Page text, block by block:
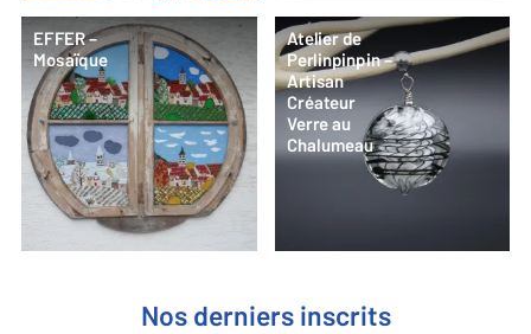
EFFER –
Mosaïque
Atelier de
Perlinpinpin –
Artisan
Créateur
Verre au
Chalumeau
Nos derniers inscrits